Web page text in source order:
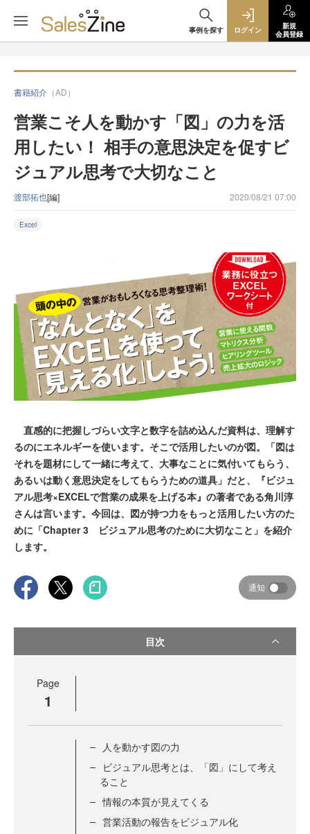
事例を探す ログイン
新規
会員登録
書籍紹介 （AD）
営業こそ人を動かす「図」の力を活
用したい！ 相手の意思決定を促すビ
ジュアル思考で大切なこと
渡部拓也[編] 2020/08/21 07:00
Excel
直感的に把握しづらい文字と数字を詰め込んだ資料は、理解す
るのにエネルギーを使います。そこで活用したいのが図。「図は
それを題材にして一緒に考えて、大事なことに気付いてもらう、
あるいは動く意思決定をしてもらうための道具」だと、『ビジュ
アル思考×EXCELで営業の成果を上げる本』の著者である角川淳
さんは言います。今回は、図が持つ力をもっと活用したい方のた
めに「Chapter 3 ビジュアル思考のために大切なこと」を紹介
します。
通知
目次
Page
1
人を動かす図の力
ビジュアル思考とは、「図」にして考え
ること
情報の本質が見えてくる
営業活動の報告をビジュアル化